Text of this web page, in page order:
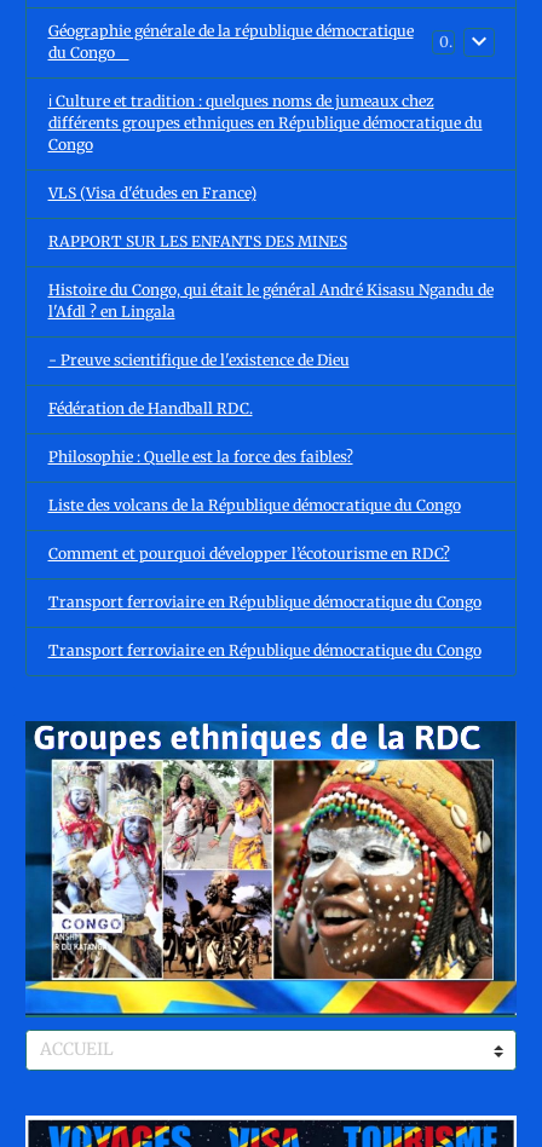
Géographie générale de la république démocratique
du Congo
0
ℹ️ Culture et tradition : quelques noms de jumeaux chez
différents groupes ethniques en République démocratique du
Congo
VLS (Visa d'études en France)
RAPPORT SUR LES ENFANTS DES MINES
Histoire du Congo, qui était le général André Kisasu Ngandu de
l'Afdl ? en Lingala
- Preuve scientifique de l'existence de Dieu
Fédération de Handball RDC.
Philosophie : Quelle est la force des faibles?
Liste des volcans de la République démocratique du Congo
Comment et pourquoi développer l’écotourisme en RDC?
Transport ferroviaire en République démocratique du Congo
Transport ferroviaire en République démocratique du Congo